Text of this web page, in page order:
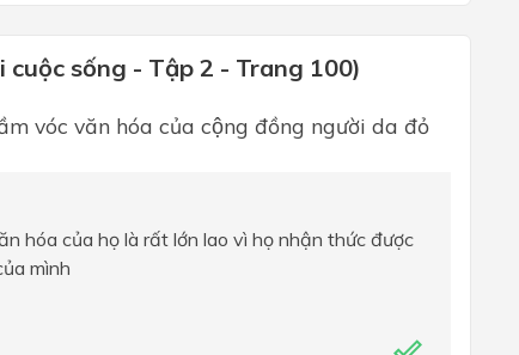
sống - Tập 2 - Trang 100)
vóc văn hóa của cộng đồng người da đỏ
hóa của họ là rất lớn lao vì họ nhận thức được
mình